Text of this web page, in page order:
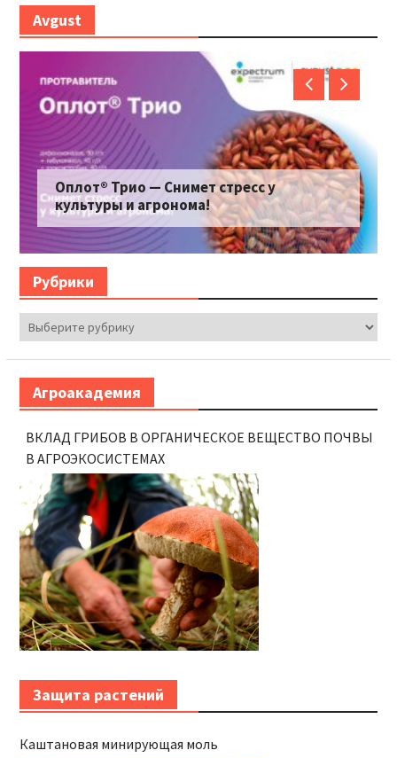
Avgust
Оплот® Трио — Снимет стресс у
культуры и агронома!
Рубрики
Рубрики
Агроакадемия
ВКЛАД ГРИБОВ В ОРГАНИЧЕСКОЕ ВЕЩЕСТВО ПОЧВЫ
В АГРОЭКОСИСТЕМАХ
Защита растений
Каштановая минирующая моль